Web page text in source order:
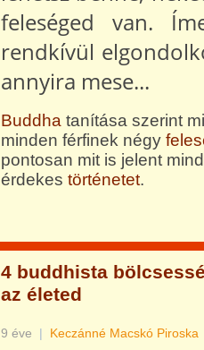
feleséged van.
rendkívül
annyira mese...
Buddha tanítása szerint
minden férfinek négy
pontosan mit is jelent
érdekes történetet.
4 buddhista
az életed
9 éve | Keczánné Macskó Piroska